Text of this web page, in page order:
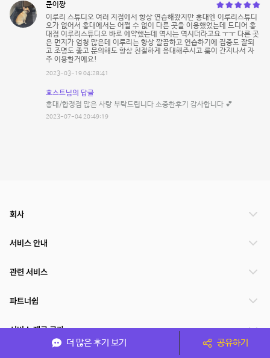
쿤이쨩
이루리 스튜디오 여러 지점에서 항상 연습해왔지만 홍대엔 이루리스튜디
오가 없어서 홍대에서는 어쩔 수 없이 다른 곳을 이용했었는데 드디어 홍
대점 이루리스튜디오 바로 예약했는데 역시는 역시더라고요 ㅜㅜ 다른 곳
은 먼지가 엄청 많은데 이루리는 항상 깔끔하고 연습하기에 집중도 잘되
고 조명도 좋고 문의해도 항상 친절하게 응대해주시고 룸이 간지나서 자
주 이용할거에요!
2023-03-19 04:28:41
호스트님의 답글
홍대/합정점 많은 사랑 부탁드립니다 소중한후기 감사합니다 💕
2023-07-04 20:49:19
더 많은 후기 보기 공유하기
회사
서비스 안내
관련 서비스
파트너쉽
서비스 제공 국가